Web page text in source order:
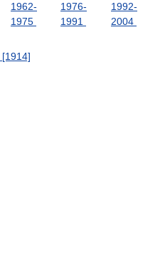
1962-
1975
1976-
1991
1992-
2004
[1914]